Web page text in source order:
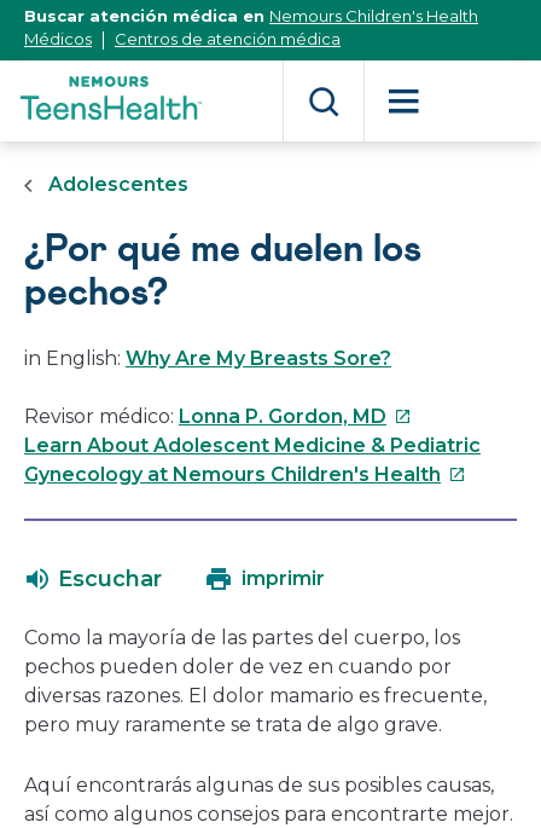
[Skip
Content]
Buscar atención médica en Nemours Children's Health
Médicos
Centros de atención médica
Adolescentes
¿Por qué me duelen los
pechos?
in English: Why Are My Breasts Sore?
Revisor médico: Lonna P. Gordon, MD Este
enlace
se
Learn About Adolescent Medicine & Pediatric
Gynecology at Nemours Children's Health Este
nueva
ventana
Escuchar imprimir
Como la mayoría de las partes del cuerpo, los
pechos pueden doler de vez en cuando por
diversas razones. El dolor mamario es frecuente,
pero muy raramente se trata de algo grave.
Aquí encontrarás algunas de sus posibles causas,
así como algunos consejos para encontrarte mejor.